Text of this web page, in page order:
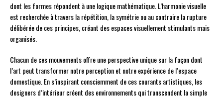
dont les formes répondent à une logique mathématique. L’harmonie visuelle
est recherchée à travers la répétition, la symétrie ou au contraire la rupture
délibérée de ces principes, créant des espaces visuellement stimulants mais
organisés.
Chacun de ces mouvements offre une perspective unique sur la façon dont
l’art peut transformer notre perception et notre expérience de l’espace
domestique. En s’inspirant consciemment de ces courants artistiques, les
designers d’intérieur créent des environnements qui transcendent la simple